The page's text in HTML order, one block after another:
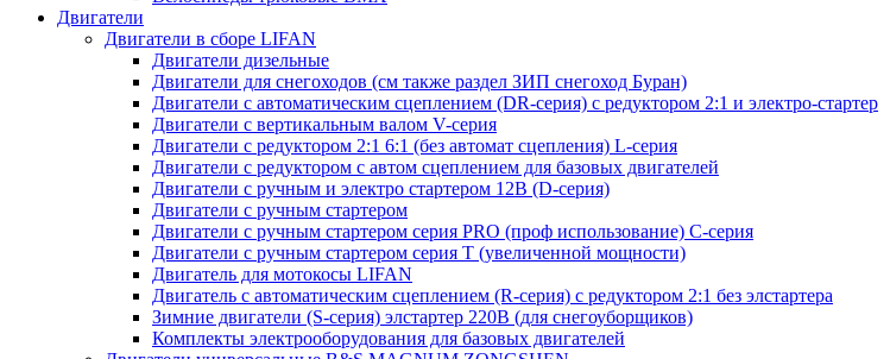
Двигатели
Двигатели в сборе LIFAN
Двигатели дизельные
Двигатели для снегоходов (см также раздел ЗИП снегоход Буран)
Двигатели с автоматическим сцеплением (DR-серия) с редуктором 2:1 и электро-стартер
Двигатели с вертикальным валом V-серия
Двигатели с редуктором 2:1 6:1 (без автомат сцепления) L-серия
Двигатели с редуктором с автом сцеплением для базовых двигателей
Двигатели с ручным и электро стартером 12В (D-серия)
Двигатели с ручным стартером
Двигатели с ручным стартером серия PRO (проф использование) C-серия
Двигатели с ручным стартером серия Т (увеличенной мощности)
Двигатель для мотокосы LIFAN
Двигатель с автоматическим сцеплением (R-серия) с редуктором 2:1 без элстартера
Зимние двигатели (S-серия) элстартер 220В (для снегоуборщиков)
Комплекты электрооборудования для базовых двигателей